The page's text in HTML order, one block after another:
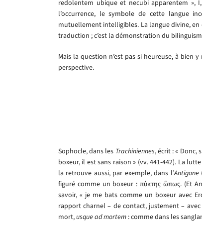
redolentem ubique et necubi apparentem »,
l’occurrence, le symbole de cette langue
mutuellement intelligibles. La langue divine, en
traduction ; c’est la démonstration du
Mais la question n’est pas si heureuse, à
perspective.
Sophocle, dans les Trachiniennes, écrit : « Donc,
boxeur, il est sans raison » (vv. 441-442). La
la retrouve aussi, par exemple, dans l’Antigone
figuré comme un boxeur : πύκτης ὥπως. (Et
savoir, « je me bats comme un boxeur avec
rapport charnel – de contact, justement –
mort,usque ad mortem : comme dans les